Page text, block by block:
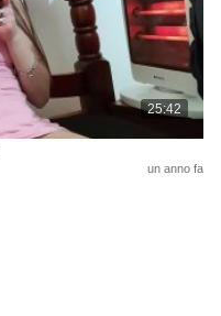
25:42
un anno fa